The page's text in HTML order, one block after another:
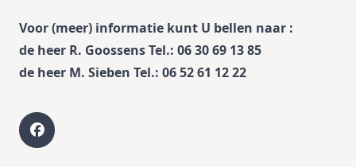
Voor (meer) informatie kunt U bellen naar :
de heer R. Goossens Tel.: 06 30 69 13 85
de heer M. Sieben Tel.: 06 52 61 12 22